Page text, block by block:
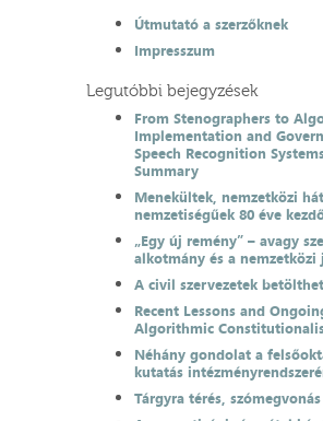
Útmutató a szerzőknek
Impresszum
Legutóbbi bejegyzések
From Stenographers to
Implementation and
Speech Recognition
Summary
Menekültek, nemzetközi
nemzetiségűek 80 éve
„Egy új remény” – avagy
alkotmány és a
A civil szervezetek
Recent Lessons and
Algorithmic
Néhány gondolat a
kutatás
Tárgyra térés,